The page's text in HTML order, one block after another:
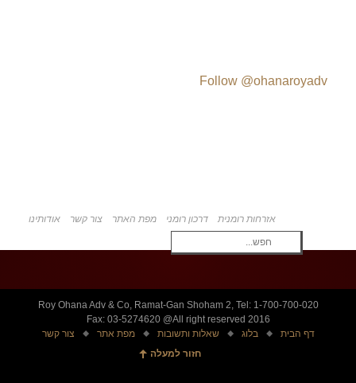
Follow @ohanaroyadv
אודותינו צור קשר מפת האתר דרכון רומני אזרחות רומנית
Roy Ohana Adv & Co, Ramat-Gan Shoham 2, Tel: 1-700-700-020
Fax: 03-5274620 @All right reserved 2016
צור קשר
מפת אתר שאלות ותשובות בלוג
דף הבית
חזור למעלה